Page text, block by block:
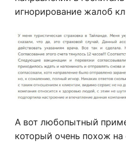
игнорирование жалоб
А вот любопытный
который очень похож